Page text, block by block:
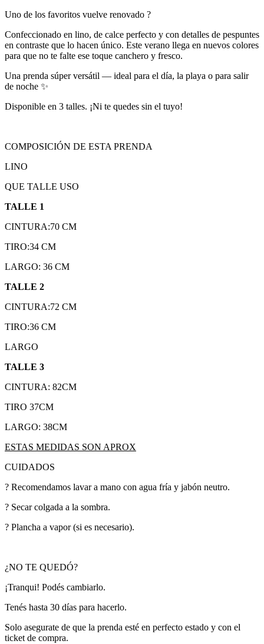
Uno de los favoritos vuelve renovado ?
Confeccionado en lino, de calce perfecto y con detalles de pespuntes
en contraste que lo hacen único. Este verano llega en nuevos colores
para que no te falte ese toque canchero y fresco.
Una prenda súper versátil — ideal para el día, la playa o para salir
de noche ✨
Disponible en 3 talles. ¡Ni te quedes sin el tuyo!
COMPOSICIÓN DE ESTA PRENDA
LINO
QUE TALLE USO
TALLE 1
CINTURA:70 CM
TIRO:34 CM
LARGO: 36 CM
TALLE 2
CINTURA:72 CM
TIRO:36 CM
LARGO
TALLE 3
CINTURA: 82CM
TIRO 37CM
LARGO: 38CM
ESTAS MEDIDAS SON APROX
CUIDADOS
? Recomendamos lavar a mano con agua fría y jabón neutro.
? Secar colgada a la sombra.
? Plancha a vapor (si es necesario).
¿NO TE QUEDÓ?
¡Tranqui! Podés cambiarlo.
Tenés hasta 30 días para hacerlo.
Solo asegurate de que la prenda esté en perfecto estado y con el
ticket de compra.